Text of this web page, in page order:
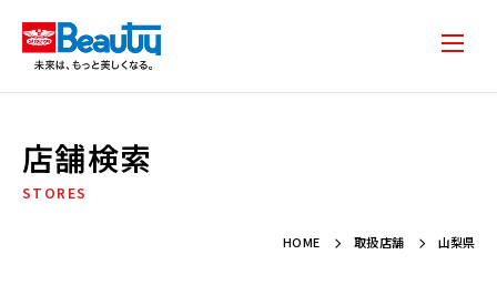
店舗検索
STORES
HOME 取扱店舗 山梨県